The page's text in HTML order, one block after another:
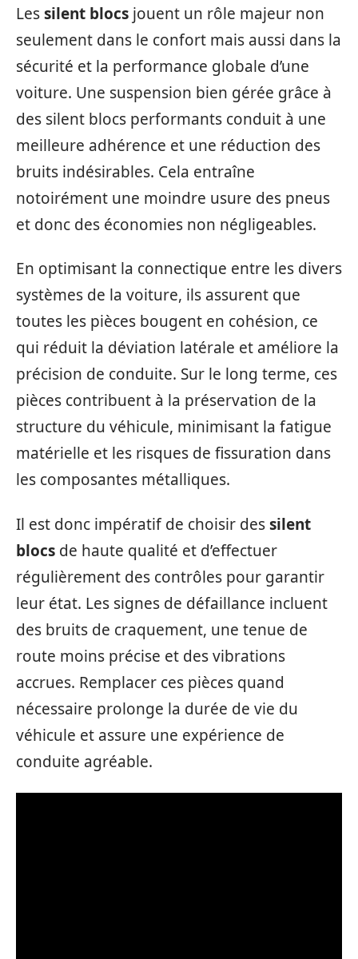
Lessilent blocs jouent un rôle majeur non
seulement dans le confort mais aussi dans la
sécurité et la performance globale d’une
voiture. Une suspension bien gérée grâce à
des silent blocs performants conduit à une
meilleure adhérence et une réduction des
bruits indésirables. Cela entraîne
notoirément une moindre usure des pneus
et donc des économies non négligeables.
En optimisant la connectique entre les divers
systèmes de la voiture, ils assurent que
toutes les pièces bougent en cohésion, ce
qui réduit la déviation latérale et améliore la
précision de conduite. Sur le long terme, ces
pièces contribuent à la préservation de la
structure du véhicule, minimisant la fatigue
matérielle et les risques de fissuration dans
les composantes métalliques.
Il est donc impératif de choisir dessilent
blocs de haute qualité et d’effectuer
régulièrement des contrôles pour garantir
leur état. Les signes de défaillance incluent
des bruits de craquement, une tenue de
route moins précise et des vibrations
accrues. Remplacer ces pièces quand
nécessaire prolonge la durée de vie du
véhicule et assure une expérience de
conduite agréable.